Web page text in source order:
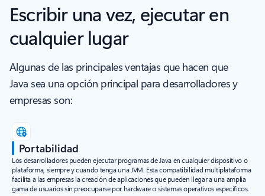
Escribir una vez, ejecutar en
cualquier lugar
Algunas de las principales ventajas que hacen que
Java sea una opción principal para desarrolladores y
empresas son:
Portabilidad
Los desarrolladores pueden ejecutar programas de Java en cualquier dispositivo o
plataforma, siempre y cuando tenga una JVM. Esta compatibilidad multiplataforma
facilita a las empresas la creación de aplicaciones que pueden llegar a una amplia
gama de usuarios sin preocuparse por hardware o sistemas operativos específicos.